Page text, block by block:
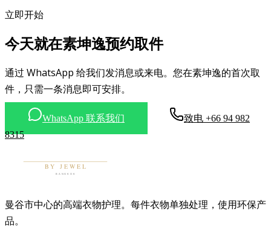
立即开始
今天就在素坤逸预约取件
通过 WhatsApp 给我们发消息或来电。您在素坤逸的首次取
件，只需一条消息即可安排。
WhatsApp 联系我们
致电 +66 94 982
8315
曼谷市中心的高端衣物护理。每件衣物单独处理，使用环保产
品。